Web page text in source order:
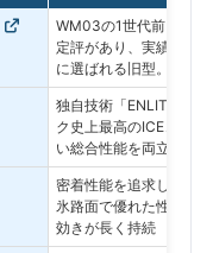
WM03の1世代前。氷上
定評があり、実績ある
に選ばれる旧型。
独自技術「ENLITEN」
ク史上最高のICEコント
い総合性能を両立した
密着性能を追求したプ
氷路面で優れた性能を
効きが長く持続